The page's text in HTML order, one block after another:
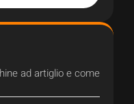
ad artiglio e come